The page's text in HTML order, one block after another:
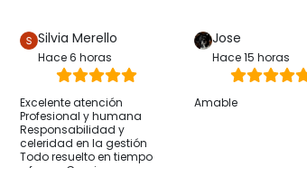
Silvia Merello
Hace 6 horas
Excelente atención
Profesional y humana
Responsabilidad y
celeridad en la gestión
Todo resuelto en tiempo
y forma Gracias
Jose
Hace 15 horas
Amable